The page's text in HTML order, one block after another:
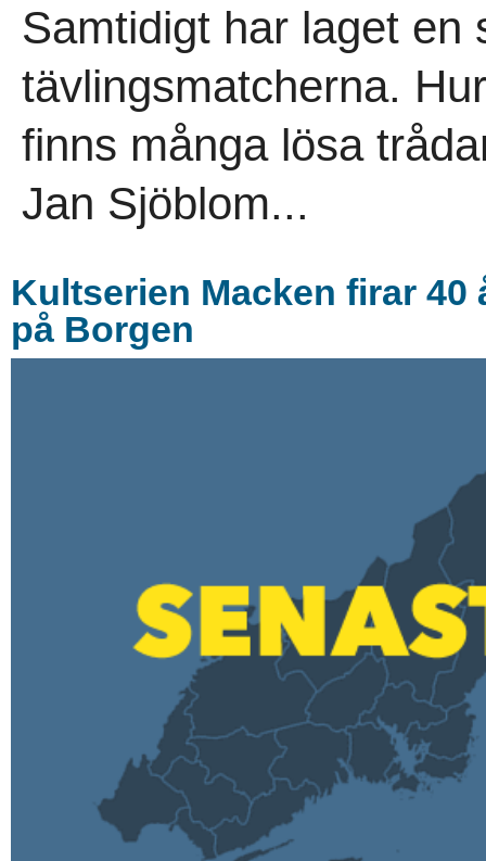
Samtidigt har laget en
tävlingsmatcherna.
finns många lösa
Jan Sjöblom...
Kultserien Macken firar 40
på Borgen